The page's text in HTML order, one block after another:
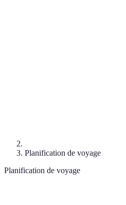
Planification de voyage
Planification de voyage